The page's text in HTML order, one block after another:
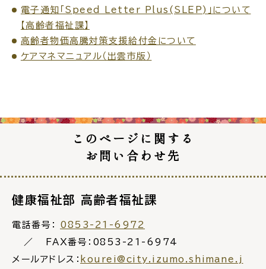
引っ越し 就職・転職・退職
目的から
電子通知「Speed Letter Plus(SLEP)」について
【高齢者福祉課】
高齢者物価高騰対策支援給付金について
ケアマネマニュアル（出雲市版）
このページに関する
お問い合わせ先
健康福祉部 高齢者福祉課
電話番号： 0853-21-6972
FAX番号：0853-21-6974
メールアドレス： kourei@city.izumo.shimane.j